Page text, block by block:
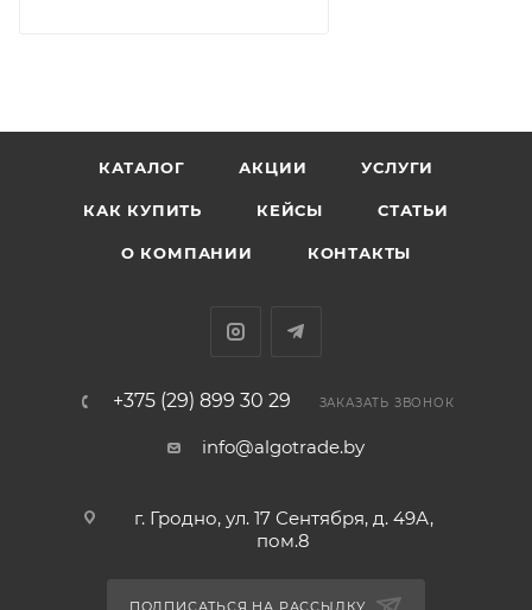
КАТАЛОГ АКЦИИ УСЛУГИ
КАК КУПИТЬ КЕЙСЫ СТАТЬИ
О КОМПАНИИ КОНТАКТЫ
+375 (29) 899 30 29 ЗАКАЗАТЬ ЗВОНОК
info@algotrade.by
г. Гродно, ул. 17 Сентября, д. 49А,
пом.8
ПОДПИСАТЬСЯ НА РАССЫЛКУ